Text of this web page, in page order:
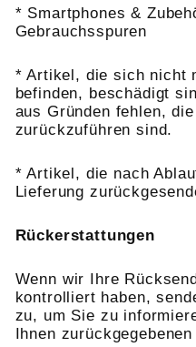
* Smartphones &
Gebrauchsspuren
* Artikel, die sich nicht
befinden, beschädigt
aus Gründen fehlen,
zurückzuführen sind.
* Artikel, die nach
Lieferung
Rückerstattungen
Wenn wir Ihre
kontrolliert haben,
zu, um Sie zu
Ihnen